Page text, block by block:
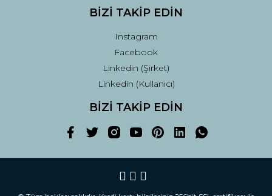
BİZİ TAKİP EDİN
Instagram
Facebook
Linkedin (Şirket)
Linkedin (Kullanıcı)
BİZİ TAKİP EDİN